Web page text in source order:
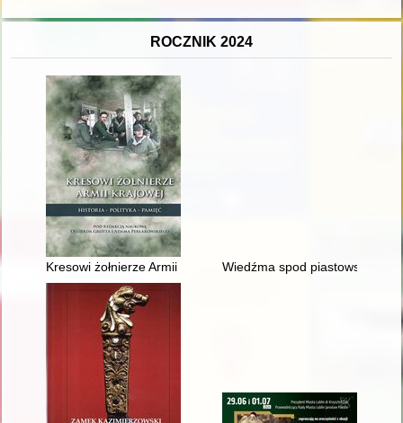
ROCZNIK 2024
Kresowi żołnierze Armii Krajowej : historia - polityka - pamięć
Wiedźma spod piastowskiego